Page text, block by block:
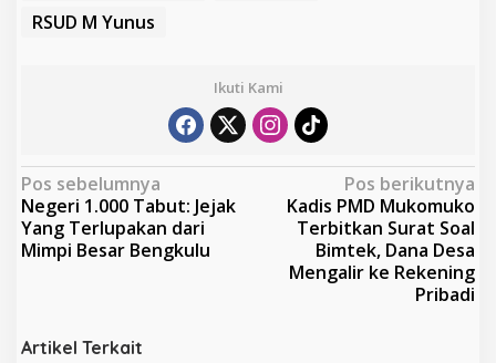
RSUD M Yunus
Ikuti Kami
N
a
v
a
Pos sebelumnya
Negeri 1.000 Tabut: Jejak
Yang Terlupakan dari
Mimpi Besar Bengkulu
Pos berikutnya
Kadis PMD Mukomuko
Terbitkan Surat Soal
Bimtek, Dana Desa
Mengalir ke Rekening
Pribadi
Artikel Terkait